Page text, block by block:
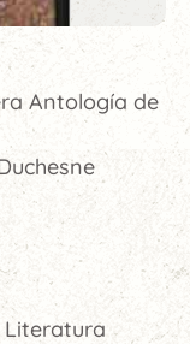
Antología de